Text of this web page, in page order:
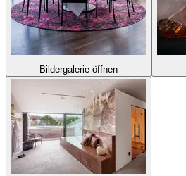
Bildergalerie öffnen